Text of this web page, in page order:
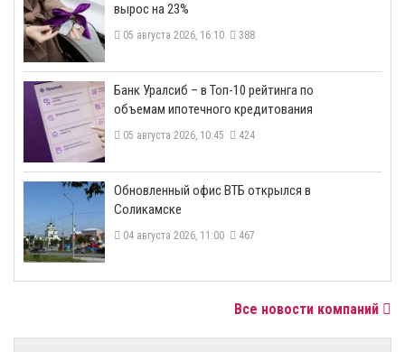
вырос на 23%
05 августа 2026, 16:10 388
​Банк Уралсиб – в Топ-10 рейтинга по
объемам ипотечного кредитования
05 августа 2026, 10:45 424
​Обновленный офис ВТБ открылся в
Соликамске
04 августа 2026, 11:00 467
Все новости компаний